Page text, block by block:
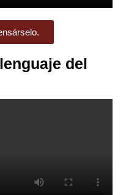
del